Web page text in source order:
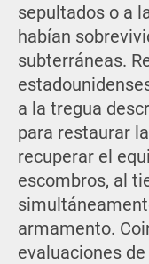
sepultados o a
habían
subterráneas.
a la tregua
para restaurar
recuperar el
escombros, al
armamento.
evaluaciones